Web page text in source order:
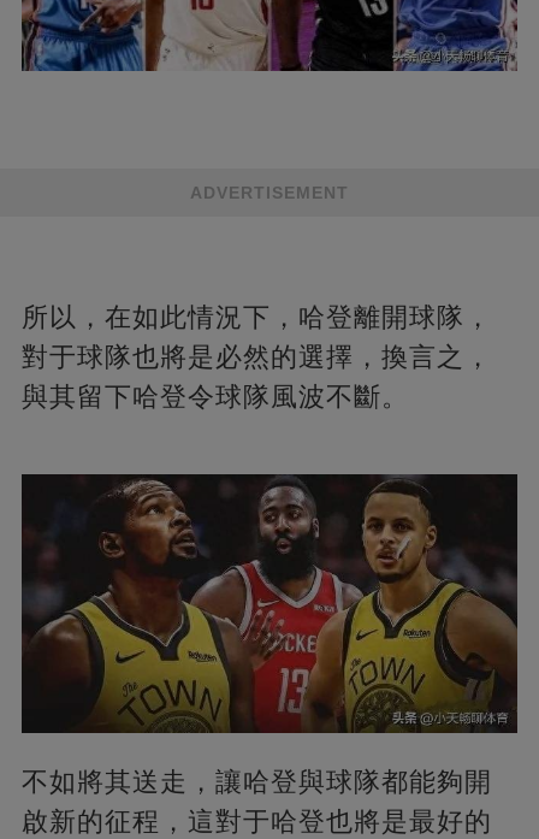
ADVERTISEMENT
所以，在如此情況下，哈登離開球隊，
對于球隊也將是必然的選擇，換言之，
與其留下哈登令球隊風波不斷。
不如將其送走，讓哈登與球隊都能夠開
啟新的征程，這對于哈登也將是最好的